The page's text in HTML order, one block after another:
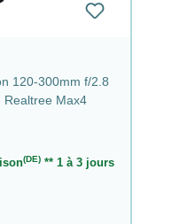
120-300mm f/2.8
Realtree Max4
(DE)** 1 à 3 jours